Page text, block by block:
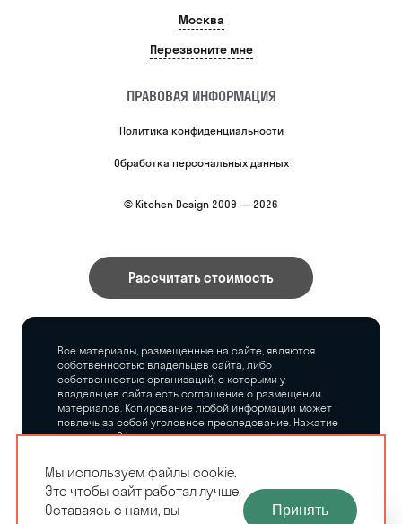
Москва
Перезвоните мне
ПРАВОВАЯ ИНФОРМАЦИЯ
Политика конфиденциальности
Обработка персональных данных
© Kitchen Design 2009 — 2026
Рассчитать стоимость
Все материалы, размещенные на сайте, являются
собственностью владельцев сайта, либо
собственностью организаций, с которыми у
владельцев сайта есть соглашение о размещении
материалов. Копирование любой информации может
повлечь за собой уголовное преследование. Нажатие
на кнопку «Оформить заказ», а также последующее
владельцев сайта никаких обязательств.
ЗАМЕРЩИК-
РАСЧЕТ КУХНИ
Мы используем файлы cookie.
Это чтобы сайт работал лучше.
Оставаясь с нами, вы
Принять